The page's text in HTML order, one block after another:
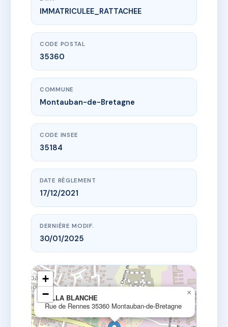
www.vme.plus/AI8801532
VILLA BLANCHE
Rue de Rennes35360 Montauban-de-Bretagne
IMMATRICULEE_RATTACHEE
CODE POSTAL
35360
COMMUNE
Montauban-de-Bretagne
CODE INSEE
35184
DATE RÈGLEMENT
17/12/2021
DERNIÈRE MODIF.
30/01/2025
VILLA BLANCHE
Rue de Rennes 35360 Montauban-de-Bretagne
×
+
−